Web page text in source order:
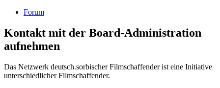
Forum
Kontakt mit der Board-Administration
aufnehmen
Das Netzwerk deutsch.sorbischer Filmschaffender ist eine Initiative
unterschiedlicher Filmschaffender.